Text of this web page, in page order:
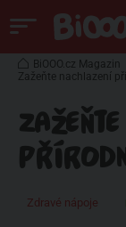
BiOOO.cz Magazin
Zažeňte nachlazení
Zdravé nápoje